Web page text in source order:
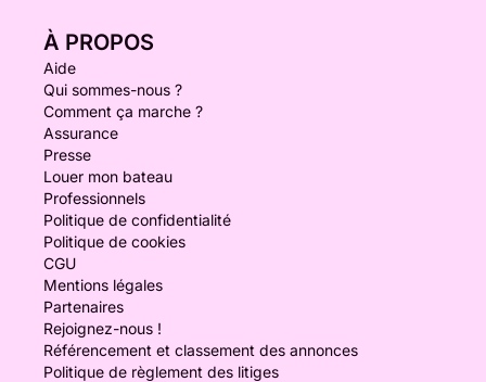
À PROPOS
Aide
Qui sommes-nous ?
Comment ça marche ?
Assurance
Presse
Louer mon bateau
Professionnels
Politique de confidentialité
Politique de cookies
CGU
Mentions légales
Partenaires
Rejoignez-nous !
Référencement et classement des annonces
Politique de règlement des litiges